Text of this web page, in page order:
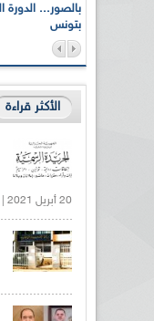
بتونس
الأكثر قراءة
20 أبريل 2021 |